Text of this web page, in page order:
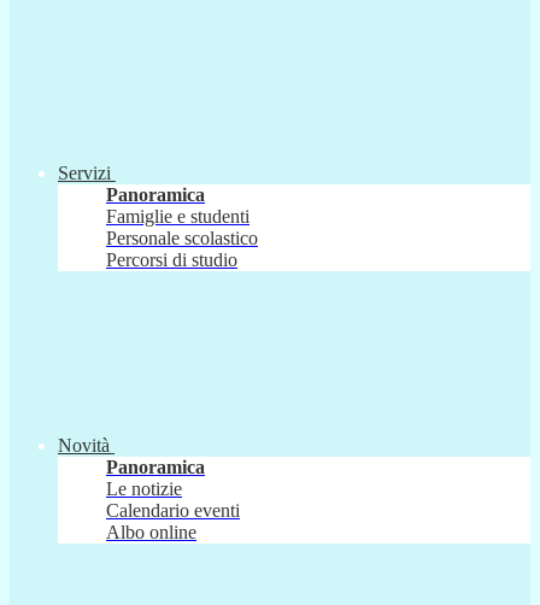
Servizi
Panoramica
Famiglie e studenti
Personale scolastico
Percorsi di studio
Novità
Panoramica
Le notizie
Calendario eventi
Albo online